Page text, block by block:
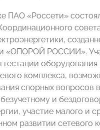
ПАО «Россети»
«ОПОРОЙ РОССИИ».
оборудования
комплекса,
спорных вопросов
и
участие малого и
развитии сетевого